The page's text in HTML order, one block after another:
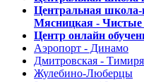
Центральная школа-
Мясницкая - Чистые
Центр онлайн
Аэропорт - Динамо
Дмитровская -
Жулебино-Люберцы